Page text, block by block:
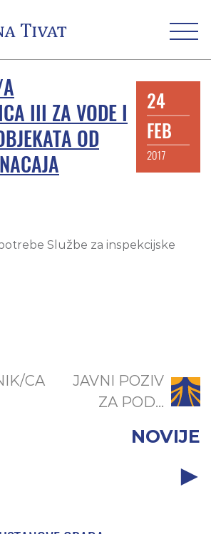
III ZA VODE I
OD
24
FEB
2017
Službe za inspekcijske
CA
JAVNI POZIV
ZA POD...
NOVIJE